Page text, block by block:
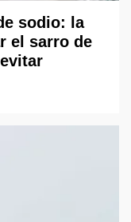
sodio: la
el sarro de